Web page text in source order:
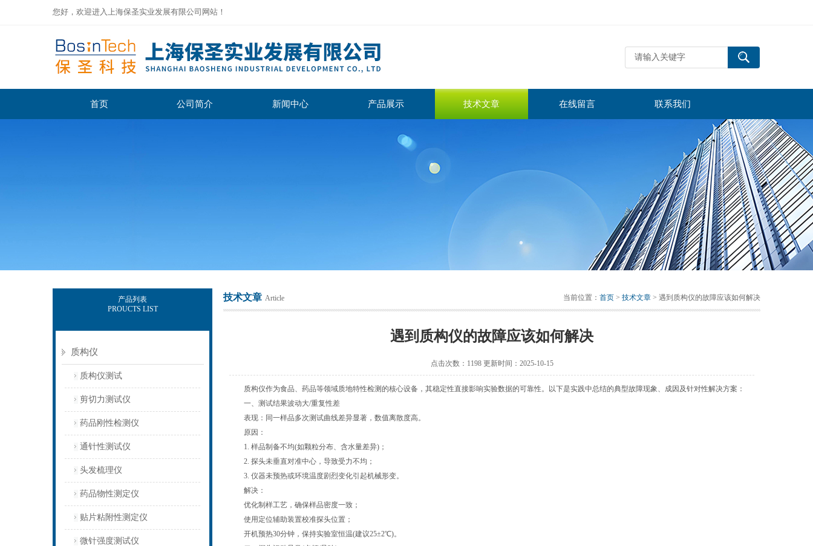
您好，欢迎进入上海保圣实业发展有限公司网站！
首页 公司简介 新闻中心 产品展示 技术文章 在线留言 联系我们
产品列表
PROUCTS LIST
质构仪
质构仪测试
剪切力测试仪
药品刚性检测仪
通针性测试仪
头发梳理仪
药品物性测定仪
贴片粘附性测定仪
微针强度测试仪
技术文章 Article 当前位置： 首页 > 技术文章 > 遇到质构仪的故障应该如何解决
遇到质构仪的故障应该如何解决
点击次数：1198 更新时间：2025-10-15
质构仪作为食品、药品等领域质地特性检测的核心设备，其稳定性直接影响实验数据的可靠性。以下是实践中总结的典型故障现象、成因及针对性解决方案：
一、测试结果波动大/重复性差
表现：同一样品多次测试曲线差异显著，数值离散度高。
原因：
1. 样品制备不均(如颗粒分布、含水量差异)；
2. 探头未垂直对准中心，导致受力不均；
3. 仪器未预热或环境温度剧烈变化引起机械形变。
解决：
优化制样工艺，确保样品密度一致；
使用定位辅助装置校准探头位置；
开机预热30分钟，保持实验室恒温(建议25±2℃)。